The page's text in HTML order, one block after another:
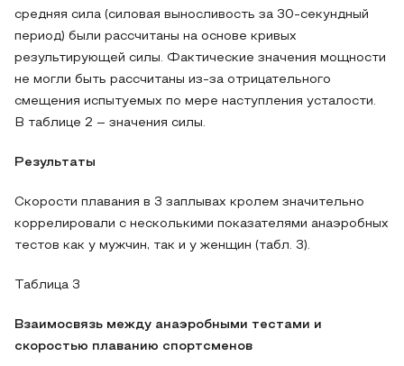
средняя сила (силовая выносливость за 30-секундный
период) были рассчитаны на основе кривых
результирующей силы. Фактические значения мощности
не могли быть рассчитаны из-за отрицательного
смещения испытуемых по мере наступления усталости.
В таблице 2 – значения силы.
Результаты
Скорости плавания в 3 заплывах кролем значительно
коррелировали с несколькими показателями анаэробных
тестов как у мужчин, так и у женщин (табл. 3).
Таблица 3
Взаимосвязь между анаэробными тестами и
скоростью плаванию спортсменов